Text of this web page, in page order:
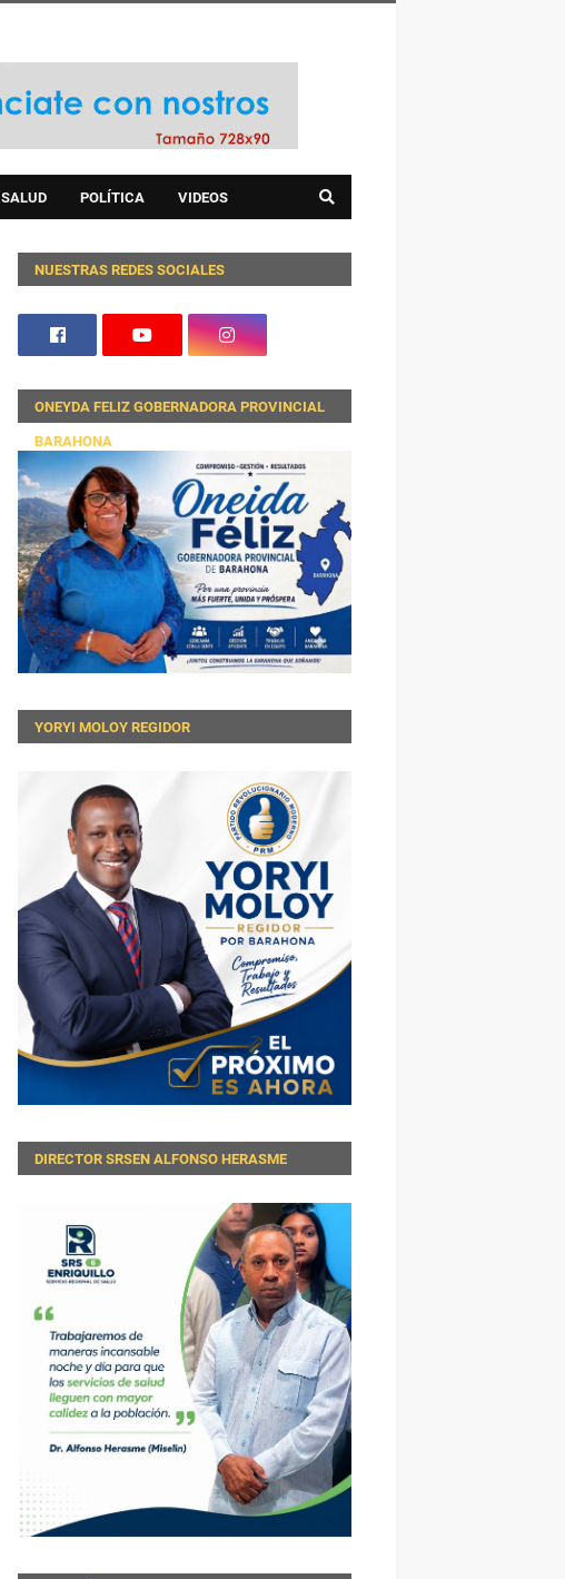
SALUD POLÍTICA VIDEOS
NUESTRAS REDES SOCIALES
ONEYDA FELIZ GOBERNADORA PROVINCIAL
BARAHONA
YORYI MOLOY REGIDOR
DIRECTOR SRSEN ALFONSO HERASME